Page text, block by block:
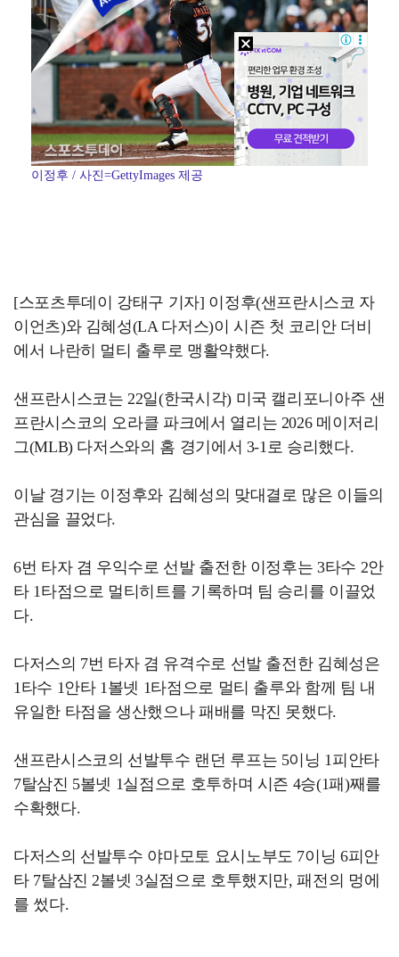
[ST포토] 지유, 키키 리더 미모는 이정도!
[ST포토] 키키 지유, '포인트 안무도 예쁘게'
이정후 / 사진=GettyImages 제공
[스포츠투데이 강태구 기자] 이정후(샌프란시스코 자
이언츠)와 김혜성(LA 다저스)이 시즌 첫 코리안 더비
에서 나란히 멀티 출루로 맹활약했다.
샌프란시스코는 22일(한국시각) 미국 캘리포니아주 샌
프란시스코의 오라클 파크에서 열리는 2026 메이저리
그(MLB) 다저스와의 홈 경기에서 3-1로 승리했다.
이날 경기는 이정후와 김혜성의 맞대결로 많은 이들의
관심을 끌었다.
6번 타자 겸 우익수로 선발 출전한 이정후는 3타수 2안
타 1타점으로 멀티히트를 기록하며 팀 승리를 이끌었
다.
다저스의 7번 타자 겸 유격수로 선발 출전한 김혜성은
1타수 1안타 1볼넷 1타점으로 멀티 출루와 함께 팀 내
유일한 타점을 생산했으나 패배를 막진 못했다.
샌프란시스코의 선발투수 랜던 루프는 5이닝 1피안타
7탈삼진 5볼넷 1실점으로 호투하며 시즌 4승(1패)째를
수확했다.
다저스의 선발투수 야마모토 요시노부도 7이닝 6피안
타 7탈삼진 2볼넷 3실점으로 호투했지만, 패전의 멍에
를 썼다.